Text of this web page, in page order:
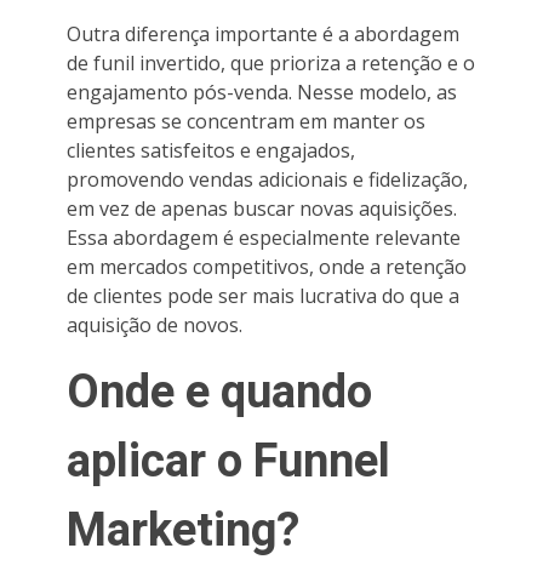
Outra diferença importante é a abordagem
de funil invertido, que prioriza a retenção e o
engajamento pós-venda. Nesse modelo, as
empresas se concentram em manter os
clientes satisfeitos e engajados,
promovendo vendas adicionais e fidelização,
em vez de apenas buscar novas aquisições.
Essa abordagem é especialmente relevante
em mercados competitivos, onde a retenção
de clientes pode ser mais lucrativa do que a
aquisição de novos.
Onde e quando
aplicar o Funnel
Marketing?